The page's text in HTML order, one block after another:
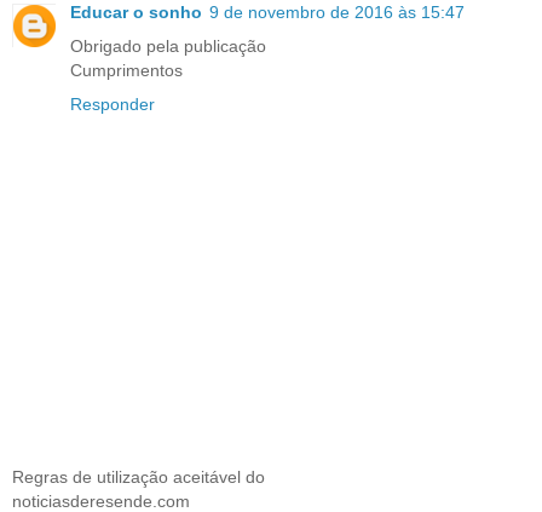
Educar o sonho 9 de novembro de 2016 às 15:47
Obrigado pela publicação
Cumprimentos
Responder
Regras de utilização aceitável do
noticiasderesende.com